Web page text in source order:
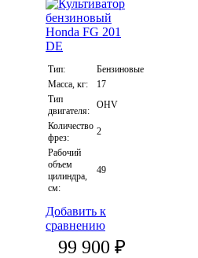
Тип:
Бензиновые
Масса, кг:
17
Тип
двигателя:
OHV
Количество
фрез:
2
Рабочий
объем
цилиндра,
см:
49
Добавить к
сравнению
99 900 ₽